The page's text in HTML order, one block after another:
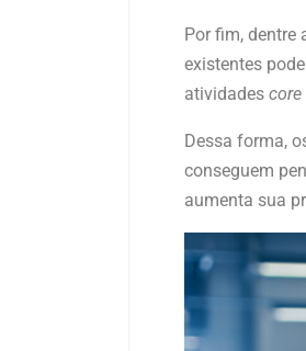
Por fim,
existentes
atividades core
Dessa forma,
conseguem
aumenta sua